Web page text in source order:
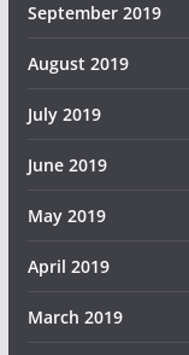
September 2019
August 2019
July 2019
June 2019
May 2019
April 2019
March 2019